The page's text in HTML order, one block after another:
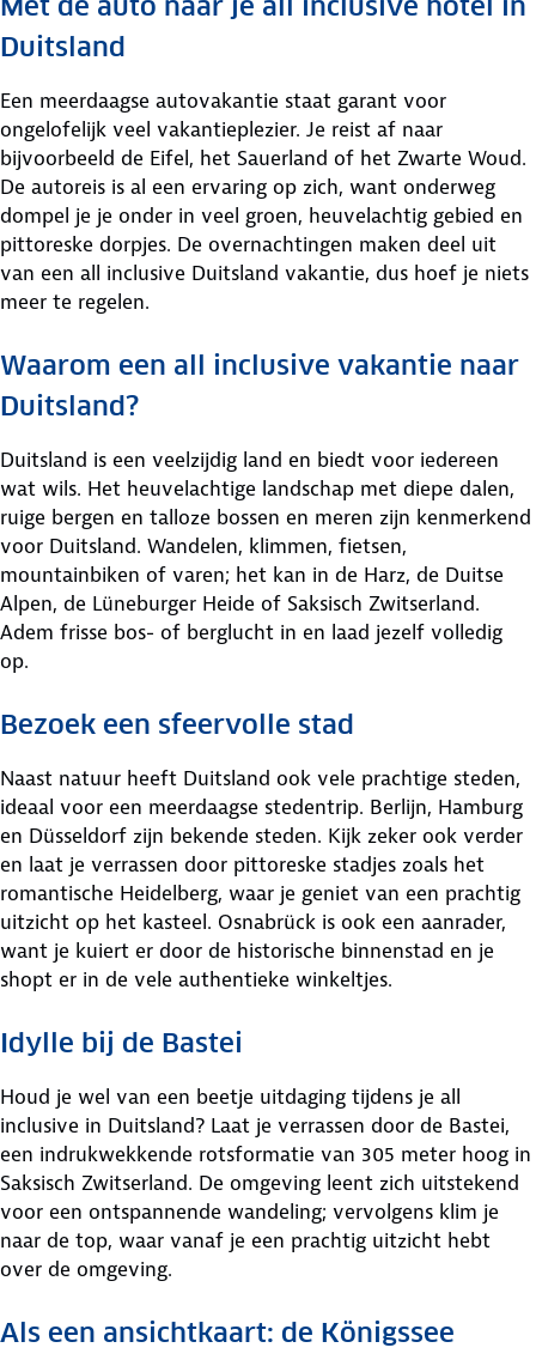
Duitsland
Een meerdaagse autovakantie staat garant voor
ongelofelijk veel vakantieplezier. Je reist af naar
bijvoorbeeld de Eifel, het Sauerland of het Zwarte Woud.
De autoreis is al een ervaring op zich, want onderweg
dompel je je onder in veel groen, heuvelachtig gebied en
pittoreske dorpjes. De overnachtingen maken deel uit
van een all inclusive Duitsland vakantie, dus hoef je niets
meer te regelen.
Waarom een all inclusive vakantie naar
Duitsland?
Duitsland is een veelzijdig land en biedt voor iedereen
wat wils. Het heuvelachtige landschap met diepe dalen,
ruige bergen en talloze bossen en meren zijn kenmerkend
voor Duitsland. Wandelen, klimmen, fietsen,
mountainbiken of varen; het kan in de Harz, de Duitse
Alpen, de Lüneburger Heide of Saksisch Zwitserland.
Adem frisse bos- of berglucht in en laad jezelf volledig
op.
Bezoek een sfeervolle stad
Naast natuur heeft Duitsland ook vele prachtige steden,
ideaal voor een meerdaagse stedentrip. Berlijn, Hamburg
en Düsseldorf zijn bekende steden. Kijk zeker ook verder
en laat je verrassen door pittoreske stadjes zoals het
romantische Heidelberg, waar je geniet van een prachtig
uitzicht op het kasteel. Osnabrück is ook een aanrader,
want je kuiert er door de historische binnenstad en je
shopt er in de vele authentieke winkeltjes.
Idylle bij de Bastei
Houd je wel van een beetje uitdaging tijdens je all
inclusive in Duitsland? Laat je verrassen door de Bastei,
een indrukwekkende rotsformatie van 305 meter hoog in
Saksisch Zwitserland. De omgeving leent zich uitstekend
voor een ontspannende wandeling; vervolgens klim je
naar de top, waar vanaf je een prachtig uitzicht hebt
over de omgeving.
Als een ansichtkaart: de Königssee